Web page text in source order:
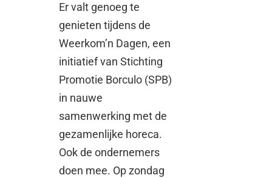
Er valt genoeg te
genieten tijdens de
Weerkom’n Dagen, een
initiatief van Stichting
Promotie Borculo (SPB)
in nauwe
samenwerking met de
gezamenlijke horeca.
Ook de ondernemers
doen mee. Op zondag